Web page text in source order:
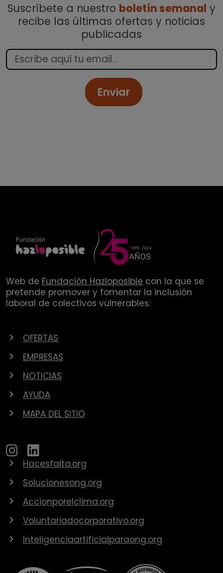
Suscríbete a nuestro boletín semanal y
recibe las últimas ofertas y noticias
publicadas
Enviar
Web de Fundación Hazloposible con la que se
pretende promover y fomentar la inclusión
laboral de colectivos vulnerables.
OFERTAS
EMPRESAS
NOTICIAS
AYUDA
MAPA DEL SITIO
Hacesfalta.org
Solucionesong.org
Accionporelclima.org
Voluntariadocorporativo.org
Inteligenciaartificialparaong.org